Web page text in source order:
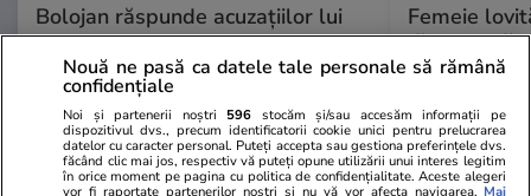
Bolojan răspunde acuzațiilor lui
Grindeanu privind hidrocentralele
blocate: E simplu să vii cu acuze
de natură politică
Femeie
făcea plajă:
PROMO
Nouă ne pasă ca datele tale personale să rămână
confidențiale
Noi și partenerii noștri 596 stocăm și/sau accesăm informații pe
dispozitivul dvs., precum identificatorii cookie unici pentru prelucrarea
datelor cu caracter personal. Puteți accepta sau gestiona preferințele dvs.
făcând clic mai jos, respectiv vă puteți opune utilizării unui interes legitim
în orice moment pe pagina cu politica de confidențialitate. Aceste alegeri
vor fi raportate partenerilor noștri și nu vă vor afecta navigarea. Mai